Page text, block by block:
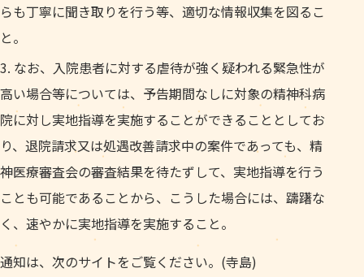
らも丁寧に聞き取りを行う等、適切な情報収集を図るこ
と。
なお、入院患者に対する虐待が強く疑われる緊急性が
高い場合等については、予告期間なしに対象の精神科病
院に対し実地指導を実施することができることとしてお
り、退院請求又は処遇改善請求中の案件であっても、精
神医療審査会の審査結果を待たずして、実地指導を行う
ことも可能であることから、こうした場合には、躊躇な
く、速やかに実地指導を実施すること。
通知は、次のサイトをご覧ください。(寺島)